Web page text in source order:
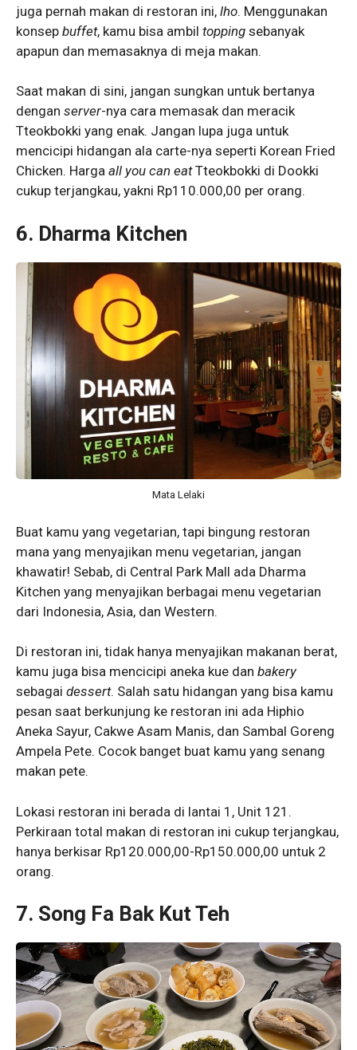
juga pernah makan di restoran ini, lho. Menggunakan
konsep buffet, kamu bisa ambil topping sebanyak
apapun dan memasaknya di meja makan.
Saat makan di sini, jangan sungkan untuk bertanya
dengan server-nya cara memasak dan meracik
Tteokbokki yang enak. Jangan lupa juga untuk
mencicipi hidangan ala carte-nya seperti Korean Fried
Chicken. Harga all you can eatTteokbokki di Dookki
cukup terjangkau, yakni Rp110.000,00 per orang.
6. Dharma Kitchen
Mata Lelaki
Buat kamu yang vegetarian, tapi bingung restoran
mana yang menyajikan menu vegetarian, jangan
khawatir! Sebab, di Central Park Mall ada Dharma
Kitchen yang menyajikan berbagai menu vegetarian
dari Indonesia, Asia, dan Western.
Di restoran ini, tidak hanya menyajikan makanan berat,
kamu juga bisa mencicipi aneka kue dan bakery
sebagai dessert. Salah satu hidangan yang bisa kamu
pesan saat berkunjung ke restoran ini ada Hiphio
Aneka Sayur, Cakwe Asam Manis, dan Sambal Goreng
Ampela Pete. Cocok banget buat kamu yang senang
makan pete.
Lokasi restoran ini berada di lantai 1, Unit 121.
Perkiraan total makan di restoran ini cukup terjangkau,
hanya berkisar Rp120.000,00-Rp150.000,00 untuk 2
orang.
7. Song Fa Bak Kut Teh